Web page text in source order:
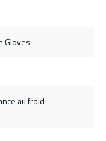
Gloves
au froid